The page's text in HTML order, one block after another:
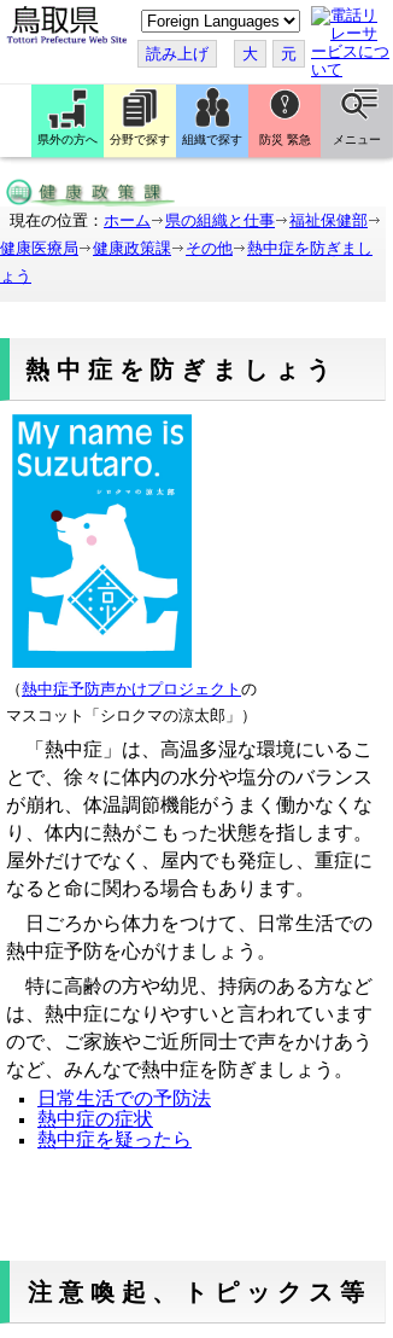
こ
の
ペ
ー
ジ
を
翻
訳
す
読み上げ 大 元
県外の方へ 分野で探す 組織で探す 防災 緊急 メニュー
現在の位置： ホーム 県の組織と仕事
福祉保健部
健康医療局
健康政策課 その他
熱中症を防ぎまし
ょう
熱中症を防ぎましょう
（熱中症予防声かけプロジェクト の
マスコット「シロクマの涼太郎」）
「熱中症」は、高温多湿な環境にいるこ
とで、徐々に体内の水分や塩分のバランス
が崩れ、体温調節機能がうまく働かなくな
り、体内に熱がこもった状態を指します。
屋外だけでなく、屋内でも発症し、重症に
なると命に関わる場合もあります。
日ごろから体力をつけて、日常生活での
熱中症予防を心がけましょう。
特に高齢の方や幼児、持病のある方など
は、熱中症になりやすいと言われています
ので、ご家族やご近所同士で声をかけあう
など、みんなで熱中症を防ぎましょう。
日常生活での予防法
熱中症の症状
熱中症を疑ったら
注意喚起、トピックス等